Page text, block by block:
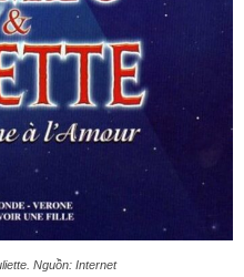
Nguồn: Internet